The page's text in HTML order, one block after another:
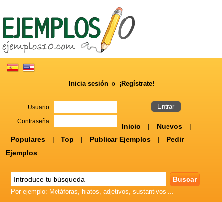
Inicia sesión o ¡Regístrate!
Usuario:
Contraseña:
Inicio | Nuevos
|
Populares
| Top | Publicar Ejemplos |
Pedir
Ejemplos
Por ejemplo: Metáforas, hiatos, adjetivos, sustantivos,...